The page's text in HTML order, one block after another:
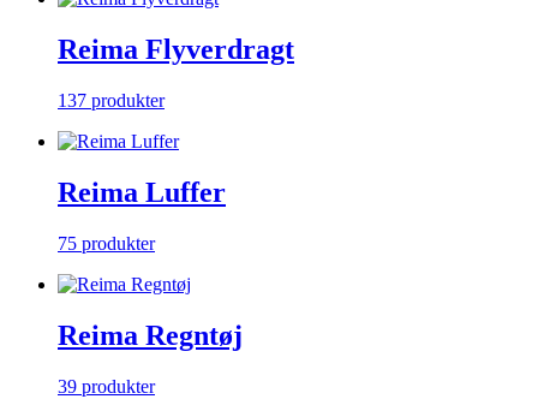
Reima Flyverdragt
137 produkter
Reima Luffer
75 produkter
Reima Regntøj
39 produkter